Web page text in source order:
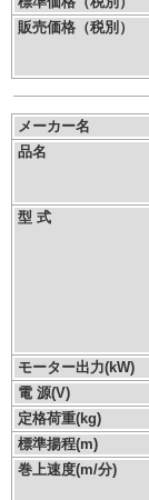
販売価格（税別）
メーカー名
品名
型 式
モーター出力(kW)
電 源(V)
定格荷重(kg)
標準揚程(m)
巻上速度(m/分)